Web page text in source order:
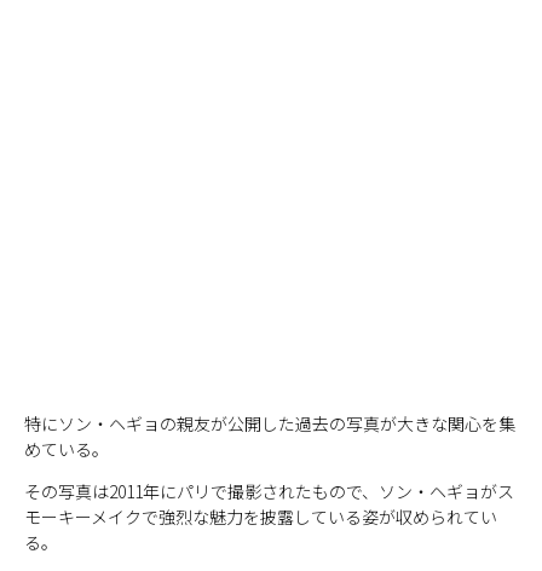
特にソン・ヘギョの親友が公開した過去の写真が大きな関心を集
めている。
その写真は2011年にパリで撮影されたもので、ソン・ヘギョがス
モーキーメイクで強烈な魅力を披露している姿が収められてい
る。